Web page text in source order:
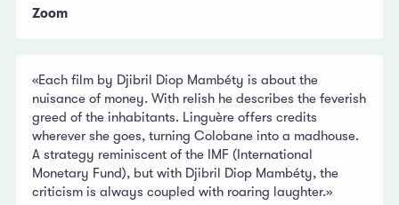
Zoom
«Each film by Djibril Diop Mambéty is about the
nuisance of money. With relish he describes the feverish
greed of the inhabitants. Linguère offers credits
wherever she goes, turning Colobane into a madhouse.
A strategy reminiscent of the IMF (International
Monetary Fund), but with Djibril Diop Mambéty, the
criticism is always coupled with roaring laughter.»